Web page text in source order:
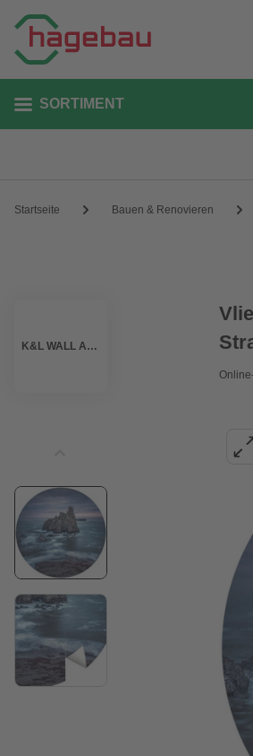
SORTIMENT
Startseite Bauen & Renovieren
K&L WALL ART